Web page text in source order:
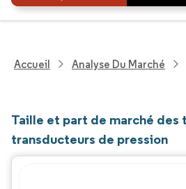
Accueil Analyse Du Marché
Taille et part de marché
transducteurs de pression